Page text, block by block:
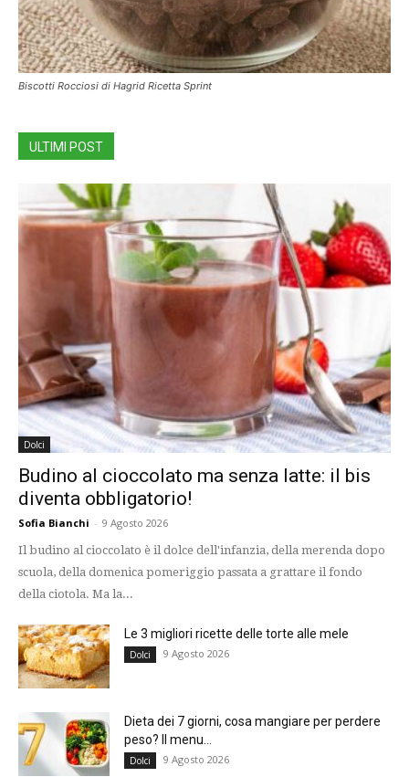
Biscotti Rocciosi di Hagrid Ricetta Sprint
ULTIMI POST
Dolci
Budino al cioccolato ma senza latte: il bis
diventa obbligatorio!
Sofia Bianchi - 9 Agosto 2026
Il budino al cioccolato è il dolce dell'infanzia, della merenda dopo
scuola, della domenica pomeriggio passata a grattare il fondo
della ciotola. Ma la...
Le 3 migliori ricette delle torte alle mele
Dolci 9 Agosto 2026
Dieta dei 7 giorni, cosa mangiare per perdere
peso? Il menu...
Dolci 9 Agosto 2026